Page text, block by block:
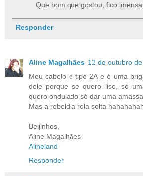
Que bom que gostou, fico
Responder
Aline Magalhães 12 de outubro
Meu cabelo é tipo 2A e é uma
dele porque se quero liso, só
quero ondulado só dar uma
Mas a rebeldia rola solta
Beijinhos,
Aline Magalhães
Alineland
Responder